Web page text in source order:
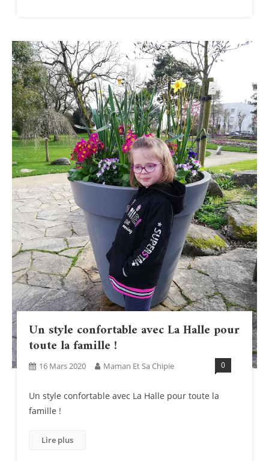
Un style confortable avec La Halle pour
toute la famille !
16 Mars 2020 Maman Et Sa Chipie 0
Un style confortable avec La Halle pour toute la
famille !
Lire plus